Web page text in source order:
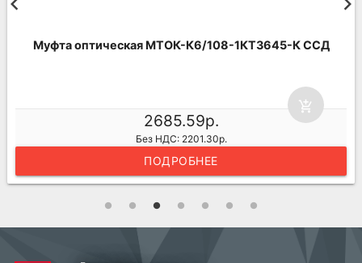
МТОК-К6/108-1КТ3645-К ССД
Комплект №3